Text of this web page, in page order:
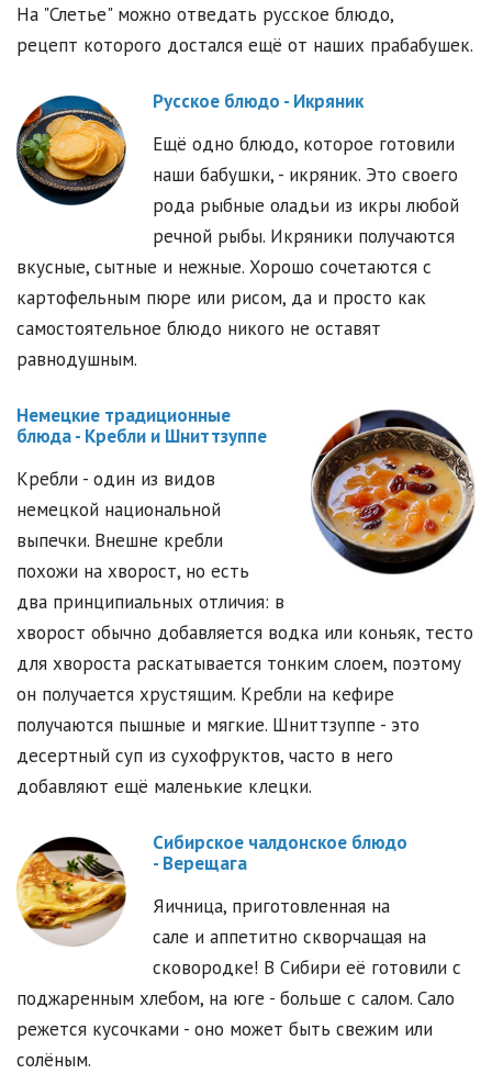
На "Слетье" можно отведать русское блюдо,
рецепт которого достался ещё от наших прабабушек.
Русское блюдо - Икряник
Ещё одно блюдо, которое готовили
наши бабушки, - икряник. Это своего
рода рыбные оладьи из икры любой
речной рыбы. Икряники получаются
вкусные, сытные и нежные. Хорошо сочетаются с
картофельным пюре или рисом, да и просто как
самостоятельное блюдо никого не оставят
равнодушным.
Немецкие традиционные
блюда - Кребли и Шниттзуппе
Кребли - один из видов
немецкой национальной
выпечки. Внешне кребли
похожи на хворост, но есть
два принципиальных отличия: в
хворост обычно добавляется водка или коньяк, тесто
для хвороста раскатывается тонким слоем, поэтому
он получается хрустящим. Кребли на кефире
получаются пышные и мягкие. Шниттзуппе - это
десертный суп из сухофруктов, часто в него
добавляют ещё маленькие клецки.
Сибирское чалдонское блюдо
- Верещага
Яичница, приготовленная на
сале и аппетитно скворчащая на
сковородке! В Сибири её готовили с
поджаренным хлебом, на юге - больше с салом. Сало
режется кусочками - оно может быть свежим или
солёным.